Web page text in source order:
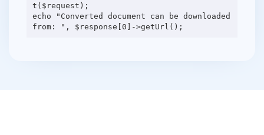
t($request);
echo "Converted document can be downloaded